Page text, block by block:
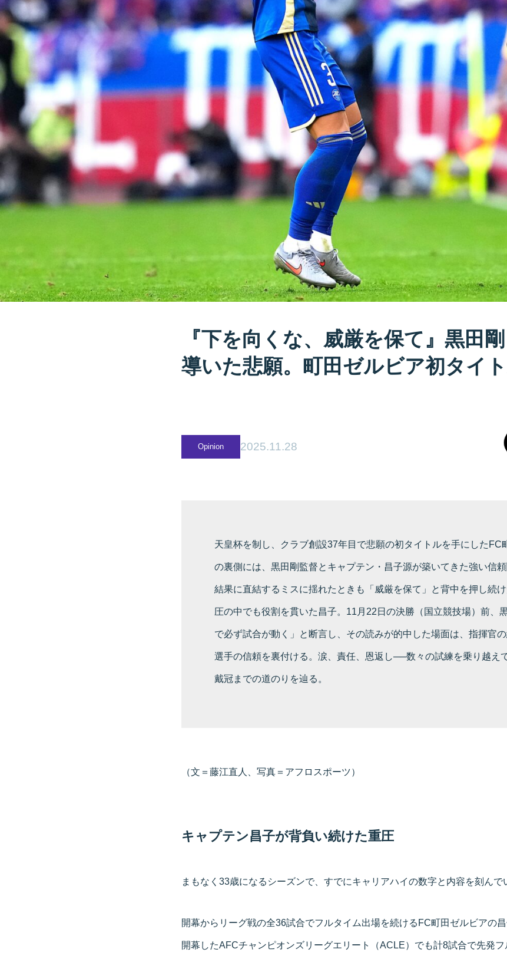
『下を向くな、威厳を保て』黒田
導いた悲願。町田ゼルビア初タイ
Opinion 2025.11.28
天皇杯を制し、クラブ創設37年目で悲願の初タイトルを手にしたFC
の裏側には、黒田剛監督とキャプテン・昌子源が築いてきた強い信頼
結果に直結するミスに揺れたときも「威厳を保て」と背中を押し続
圧の中でも役割を貫いた昌子。11月22日の決勝（国立競技場）前、
で必ず試合が動く」と断言し、その読みが的中した場面は、指揮官
選手の信頼を裏付ける。涙、責任、恩返し──数々の試練を乗り越え
戴冠までの道のりを辿る。
（文＝藤江直人、写真＝アフロスポーツ）
キャプテン昌子が背負い続けた重圧
まもなく33歳になるシーズンで、すでにキャリアハイの数字と内容を刻んで
開幕からリーグ戦の全36試合でフルタイム出場を続けるFC町田ゼルビアの
開幕したAFCチャンピオンズリーグエリート（ACLE）でも計8試合で先発